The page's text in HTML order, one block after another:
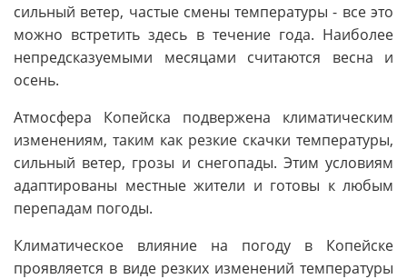
сильный ветер, частые смены температуры - все это
можно встретить здесь в течение года. Наиболее
непредсказуемыми месяцами считаются весна и
осень.
Атмосфера Копейска подвержена климатическим
изменениям, таким как резкие скачки температуры,
сильный ветер, грозы и снегопады. Этим условиям
адаптированы местные жители и готовы к любым
перепадам погоды.
Климатическое влияние на погоду в Копейске
проявляется в виде резких изменений температуры